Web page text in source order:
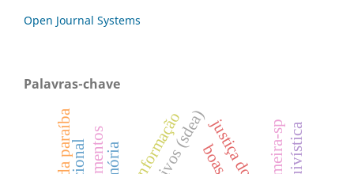
Open Journal Systems
Palavras-chave
limeira-sp